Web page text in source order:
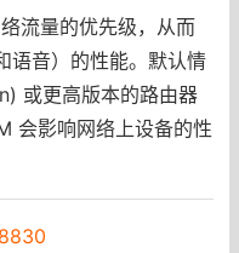
流量的优先级，从而
语音）的性能。默认情
或更高版本的路由器
会影响网络上设备的性